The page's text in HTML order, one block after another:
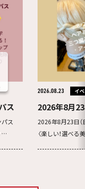
ス
ス
…
2026.08.23 イ
2026年8月23
2026年8月23日
〈楽しい！選べる